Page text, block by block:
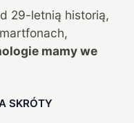
29-letnią historią,
mamy we
SKRÓTY